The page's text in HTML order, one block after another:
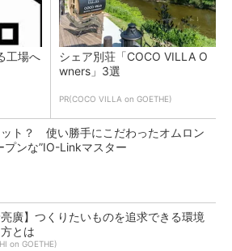
工場へ
シェア別荘「COCO VILLA O
wners」3選
PR(COCO VILLA on GOETHE)
ト？ 使い勝手にこだわったオムロン
プンな”IO-Linkマスター
亮廣】つくりたいものを追求できる環境
とは
on GOETHE)